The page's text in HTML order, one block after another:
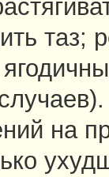
таз;
на